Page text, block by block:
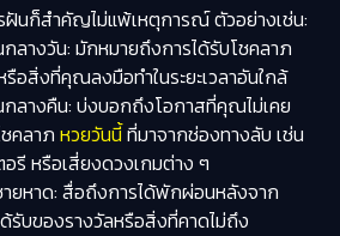
ฝันก็สำคัญไม่แพ้เหตุการณ์ ตัวอย่างเช่น:
ลางวัน: มักหมายถึงการได้รับโชคลาภ
อสิ่งที่คุณลงมือทำในระยะเวลาอันใกล้
ลางคืน: บ่งบอกถึงโอกาสที่คุณไม่เคย
คลาภ หวยวันนี้ที่มาจากช่องทางลับ เช่น
รี หรือเสี่ยงดวงเกมต่าง ๆ
ยหาด: สื่อถึงการได้พักผ่อนหลังจาก
รับของรางวัลหรือสิ่งที่คาดไม่ถึง